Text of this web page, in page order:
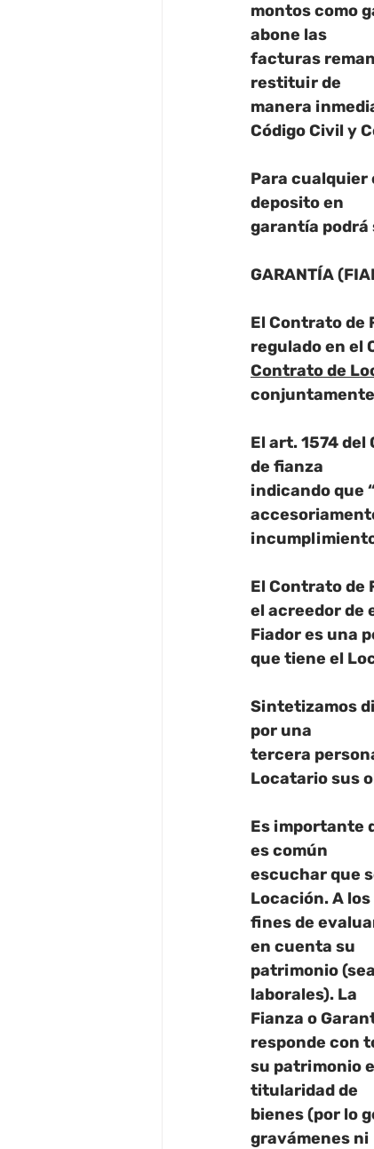
montos como
abone las
facturas
restituir de
manera
Código Civil y
Para cualquier
deposito en
garantía podrá
GARANTÍA
El Contrato
regulado en el
Contrato de
El art. 1574
de fianza
indicando que
El Contrato de
el acreedor
Fiador es una
que tiene el
Sintetizamos
por una
tercera
Locatario sus
Es importante
es común
escuchar que
Locación. A los
fines de
en cuenta su
patrimonio
laborales). La
Fianza o
responde con
su patrimonio
titularidad de
bienes (por lo
gravámenes ni